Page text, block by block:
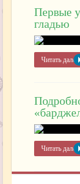
Первые
гладью
Читать далее
Читать далее